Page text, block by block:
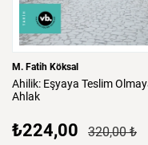
M. Fatih Köksal
Ahilik: Eşyaya Teslim
Ahlak
₺224,00 320,00 ₺